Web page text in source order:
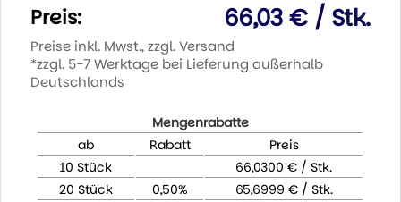
Preis: 66,03 € / Stk.
Preise inkl. Mwst., zzgl. Versand
*zzgl. 5-7 Werktage bei Lieferung außerhalb
Deutschlands
Mengenrabatte
ab
Rabatt
Preis
10 Stück
66,0300 € / Stk.
20 Stück
0,50%
65,6999 € / Stk.